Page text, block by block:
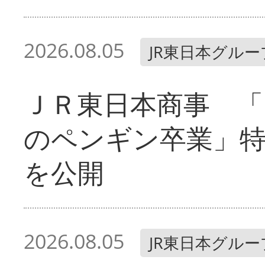
2026.08.05 JR東日本グル
ＪＲ東日本商事
のペンギン卒業」
を公開
2026.08.05 JR東日本グル